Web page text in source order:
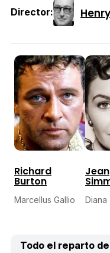
Director:
Richard
Burton
Marcellus Gallio
Jean
Diana
Todo el reparto